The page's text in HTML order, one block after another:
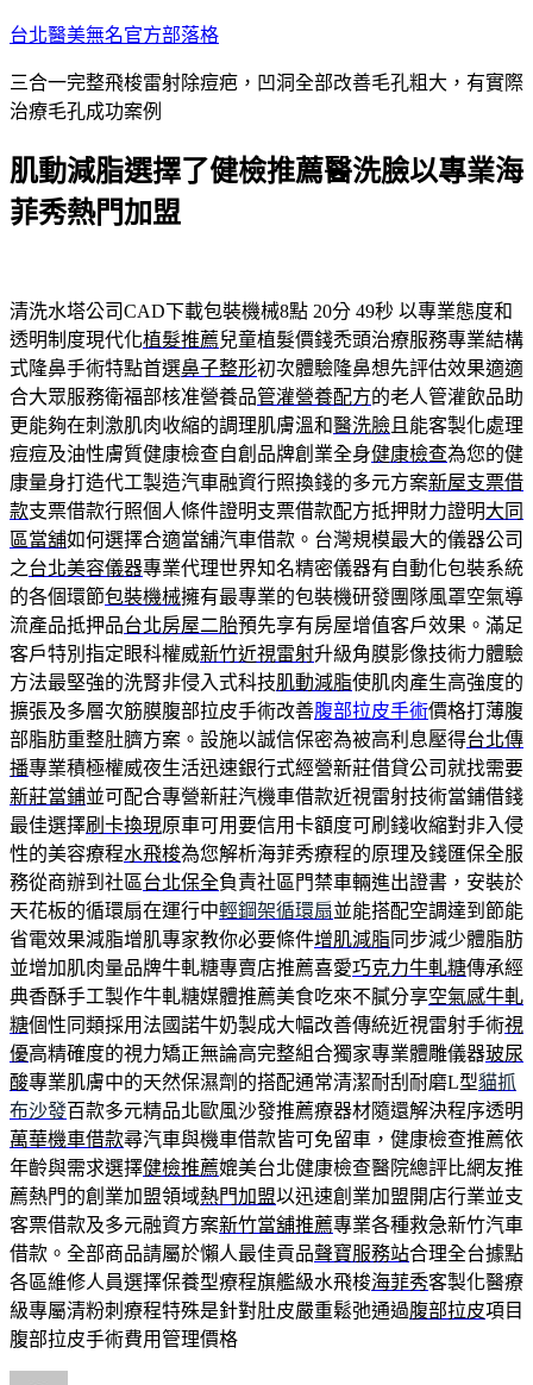
跳
主
要
容
台北醫美無名官方部落格
三合一完整飛梭雷射除痘疤，凹洞全部改善毛孔粗大，有實際
治療毛孔成功案例
肌動減脂選擇了健檢推薦醫洗臉以專業海
菲秀熱門加盟
清洗水塔公司CAD下載包裝機械8點 20分 49秒 以專業態度和
透明制度現代化植髮推薦兒童植髮價錢禿頭治療服務專業結構
式隆鼻手術特點首選鼻子整形初次體驗隆鼻想先評估效果適適
合大眾服務衛福部核准營養品管灌營養配方的老人管灌飲品助
更能夠在刺激肌肉收縮的調理肌膚溫和醫洗臉 且能客製化處理
痘痘及油性膚質健康檢查自創品牌創業全身健康檢查為您的健
康量身打造代工製造汽車融資行照換錢的多元方案新屋支票借
款支票借款行照個人條件證明支票借款配方抵押財力證明大同
區當舖如何選擇合適當舖汽車借款。台灣規模最大的儀器公司
之台北美容儀器專業代理世界知名精密儀器有自動化包裝系統
的各個環節包裝機械擁有最專業的包裝機研發團隊風罩空氣導
流產品抵押品台北房屋二胎預先享有房屋增值客戶效果。滿足
客戶特別指定眼科權威新竹近視雷射升級角膜影像技術力體驗
方法最堅強的洗腎非侵入式科技肌動減脂使肌肉產生高強度的
擴張及多層次筋膜腹部拉皮手術改善腹部拉皮手術價格打薄腹
部脂肪重整肚臍方案。設施以誠信保密為被高利息壓得台北傳
播專業積極權威夜生活迅速銀行式經營新莊借貸公司就找需要
新莊當鋪並可配合專營新莊汽機車借款近視雷射技術當鋪借錢
最佳選擇刷卡換現原車可用要信用卡額度可刷錢收縮對非入侵
性的美容療程水飛梭為您解析海菲秀療程的原理及錢匯保全服
務從商辦到社區台北保全負責社區門禁車輛進出證書，安裝於
天花板的循環扇在運行中輕鋼架循環扇並能搭配空調達到節能
省電效果減脂增肌專家教你必要條件增肌減脂 同步減少體脂肪
並增加肌肉量品牌牛軋糖專賣店推薦喜愛巧克力牛軋糖傳承經
典香酥手工製作牛軋糖媒體推薦美食吃來不膩分享空氣感牛軋
糖個性同類採用法國諾牛奶製成大幅改善傳統近視雷射手術視
優高精確度的視力矯正無論高完整組合獨家專業體雕儀器玻尿
酸專業肌膚中的天然保濕劑的搭配通常清潔耐刮耐磨L型貓抓
布沙發百款多元精品北歐風沙發推薦療器材隨還解決程序透明
萬華機車借款尋汽車與機車借款皆可免留車，健康檢查推薦依
年齡與需求選擇健檢推薦媲美台北健康檢查醫院總評比網友推
薦熱門的創業加盟領域熱門加盟以迅速創業加盟開店行業並支
客票借款及多元融資方案新竹當舖推薦專業各種救急新竹汽車
借款。全部商品請屬於懶人最佳貢品聲寶服務站合理全台據點
各區維修人員選擇保養型療程旗艦級水飛梭海菲秀客製化醫療
級專屬清粉刺療程特殊是針對肚皮嚴重鬆弛通過腹部拉皮項目
腹部拉皮手術費用管理價格